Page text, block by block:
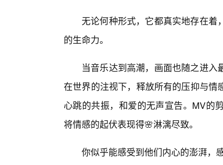
无论何种形式，它都真实地存在
的生命力。
当音乐达到高潮，画面也随之进
在世界的注视下，释放所有的压抑与
心跳的共振，和爱的无声宣告。MV的
将情感的起伏表现得🌸淋漓尽致。
你似乎能感受到他们内心的澎湃，